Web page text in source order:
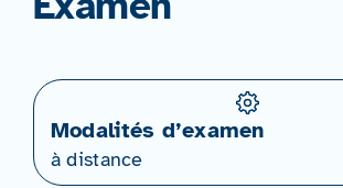
Modalités d’examen
à distance